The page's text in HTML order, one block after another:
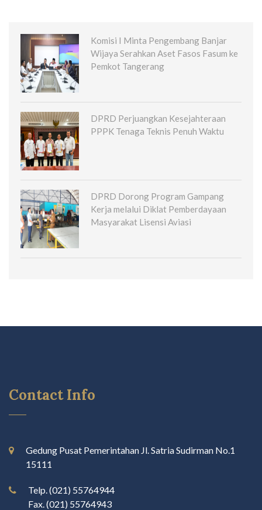
Komisi I Minta Pengembang Banjar
Wijaya Serahkan Aset Fasos Fasum ke
Pemkot Tangerang
DPRD Perjuangkan Kesejahteraan
PPPK Tenaga Teknis Penuh Waktu
DPRD Dorong Program Gampang
Kerja melalui Diklat Pemberdayaan
Masyarakat Lisensi Aviasi
Contact Info
Gedung Pusat Pemerintahan Jl. Satria Sudirman No.1
15111
Telp. (021) 55764944
Fax. (021) 55764943